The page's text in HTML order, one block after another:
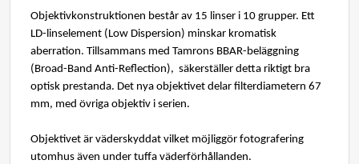
Objektivkonstruktionen består av 15 linser i 10 grupper. Ett
LD-linselement (Low Dispersion) minskar kromatisk
aberration. Tillsammans med Tamrons BBAR-beläggning
(Broad-Band Anti-Reflection), säkerställer detta riktigt bra
optisk prestanda. Det nya objektivet delar filterdiametern 67
mm, med övriga objektiv i serien.
Objektivet är väderskyddat vilket möjliggör fotografering
utomhus även under tuffa väderförhållanden.